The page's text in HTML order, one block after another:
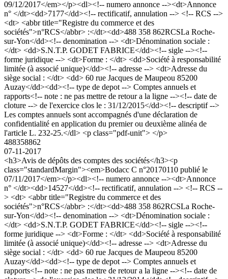
09/12/2017</em></p><dl><!-- numero annonce --><dt>Annonce
n° </dt><dd>7177</dd><!-- rectificatif, annulation --> <!-- RCS -->
<dt> <abbr title="Registre du commerce et des
sociétés">n°RCS</abbr> :</dt><dd>488 358 862RCSLa Roche-
sur-Yon</dd><!-- denomination --> <dt>Dénomination sociale :
</dt> <dd>S.N.T.P. GODET FABRICE</dd><!-- sigle --><!--
forme juridique --> <dt>Forme : </dt> <dd>Société à responsabilité
limitée (à associé unique)</dd><!-- adresse --> <dt>Adresse du
siège social : </dt> <dd> 60 rue Jacques de Maupeou 85200
Auzay</dd><dd><!-- type de depot --> Comptes annuels et
rapports<!-- note : ne pas mettre de retour a la ligne --><!-- date de
cloture --> de l'exercice clos le : 31/12/2015</dd><!-- descriptif -->
Les comptes annuels sont accompagnés d'une déclaration de
confidentialité en application du premier ou deuxième alinéa de
l'article L. 232-25.</dl> <p class="pdf-unit"> </p>
488358862
07-11-2017
<h3>Avis de dépôts des comptes des sociétés</h3><p
class="standardMargin"><em>Bodacc C n°20170110 publié le
07/11/2017</em></p><dl><!-- numero annonce --><dt>Annonce
n° </dt><dd>14527</dd><!-- rectificatif, annulation --> <!-- RCS --
> <dt> <abbr title="Registre du commerce et des
sociétés">n°RCS</abbr> :</dt><dd>488 358 862RCSLa Roche-
sur-Yon</dd><!-- denomination --> <dt>Dénomination sociale :
</dt> <dd>S.N.T.P. GODET FABRICE</dd><!-- sigle --><!--
forme juridique --> <dt>Forme : </dt> <dd>Société à responsabilité
limitée (à associé unique)</dd><!-- adresse --> <dt>Adresse du
siège social : </dt> <dd> 60 rue Jacques de Maupeou 85200
Auzay</dd><dd><!-- type de depot --> Comptes annuels et
rapports<!-- note : ne pas mettre de retour a la ligne --><!-- date de